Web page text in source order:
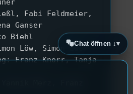
Fabi Feldmeier,
Ganser
Biehl
Löw, Simon Eder
Franz Knorr, Tanja
Merz, Franz
Chat öffnen ↓